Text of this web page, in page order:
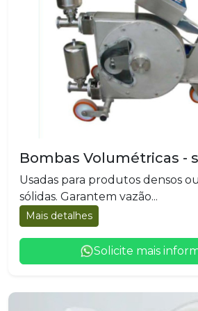
Bombas Volumétricas -
Usadas para produtos densos
sólidas. Garantem vazão...
Mais detalhes
Solicite mais